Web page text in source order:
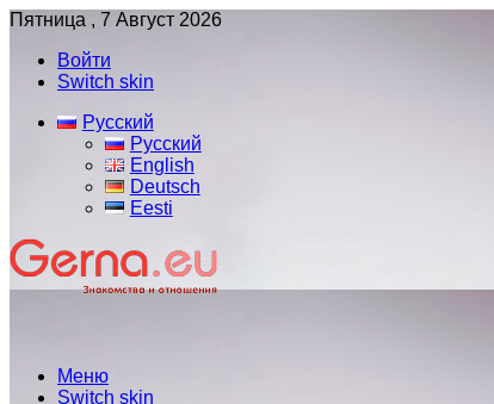
Пятница , 7 Август 2026
Войти
Switch skin
Русский
Русский
English
Deutsch
Eesti
Меню
Switch skin